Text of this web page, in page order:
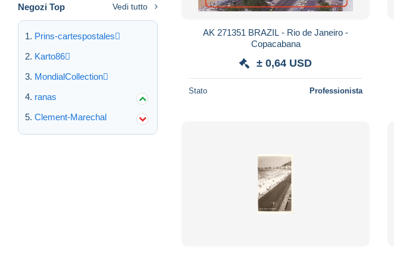
Negozi Top Vedi tutto
Prins-cartespostales
Karto86
MondialCollection
ranas
Clement-Marechal
AK 271351 BRAZIL - Rio de Janeiro -
Copacabana
± 0,64 USD
Stato Professionista